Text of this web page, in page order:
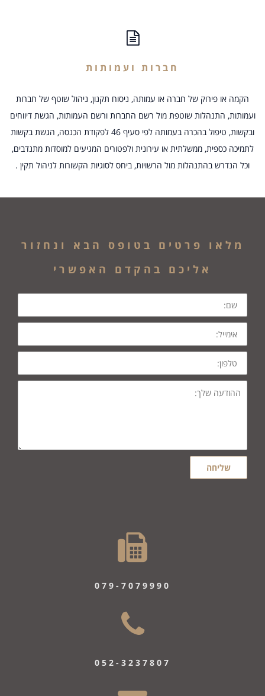
חברות ועמותות
הקמה או פירוק של חברה או עמותה, ניסוח תקנון, ניהול שוטף של חברות
ועמותות, התנהלות שוטפת מול רשם החברות ורשם העמותות, הגשת דיווחים
ובקשות, טיפול בהכרה בעמותה לפי סעיף 46 לפקודת הכנסה, הגשת בקשות
לתמיכה כספית, ממשלתית או עירונית ולפטורים המגיעים למוסדות מתנדבים,
וכל הנדרש בהתנהלות מול הרשויות, ביחס לסוגיות הקשורות לניהול תקין .
מלאו פרטים בטופס הבא ונחזור
אליכם בהקדם האפשרי
שם
אימייל
טלפון
ההודעה
שלך
שליחה
079-7079990
052-3237807